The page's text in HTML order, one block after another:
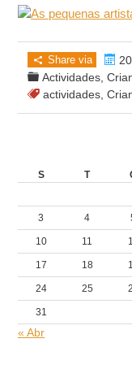
Share via
Actividades ,
actividades ,
S
T
3 4
10 11
17 18
24 25
31
« Abr